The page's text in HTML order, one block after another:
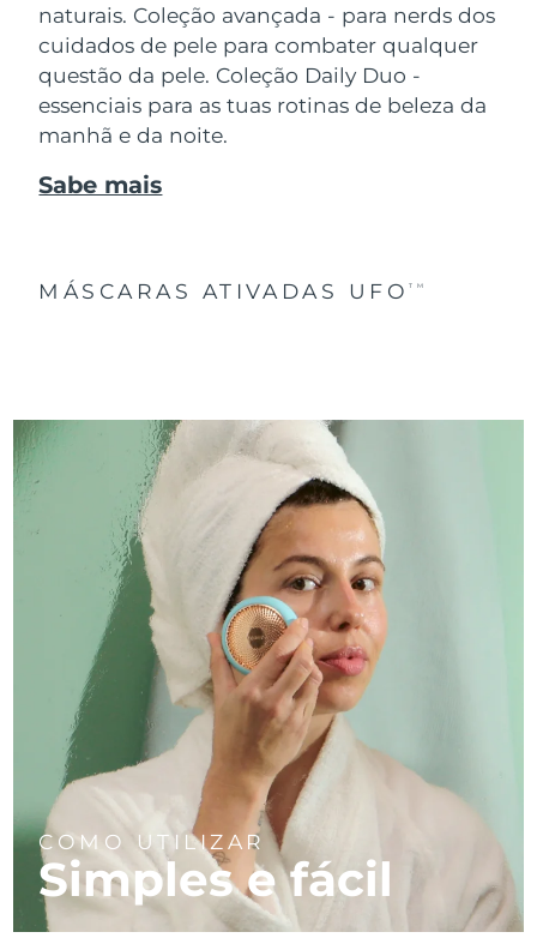
naturais. Coleção avançada - para nerds dos
cuidados de pele para combater qualquer
questão da pele. Coleção Daily Duo -
essenciais para as tuas rotinas de beleza da
manhã e da noite.
Sabe mais
MÁSCARAS ATIVADAS UFOTM
COMO UTILIZAR
Simples e fácil